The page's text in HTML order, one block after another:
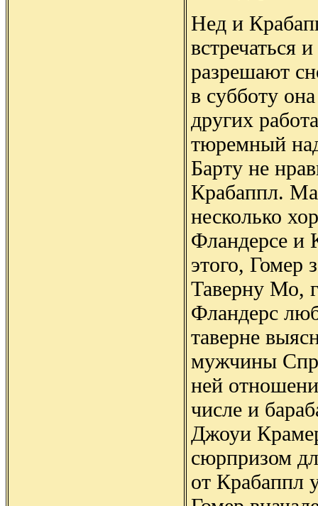
Нед и
встречаться
разрешают
в субботу
других
тюремный
Барту не
Крабаппл.
несколько
Фландерсе и
этого, Гомер
Таверну Мо,
Фландерс
таверне
мужчины
ней
числе и
Джоуи
сюрпризом
от Крабаппл